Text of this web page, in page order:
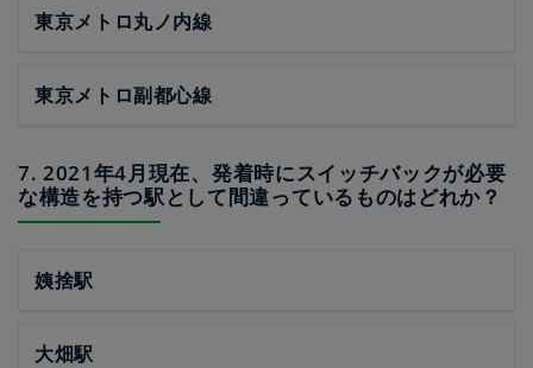
東京メトロ丸ノ内線
東京メトロ副都心線
7. 2021年4月現在、発着時にスイッチバックが必要
な構造を持つ駅として間違っているものはどれか？
姨捨駅
大畑駅